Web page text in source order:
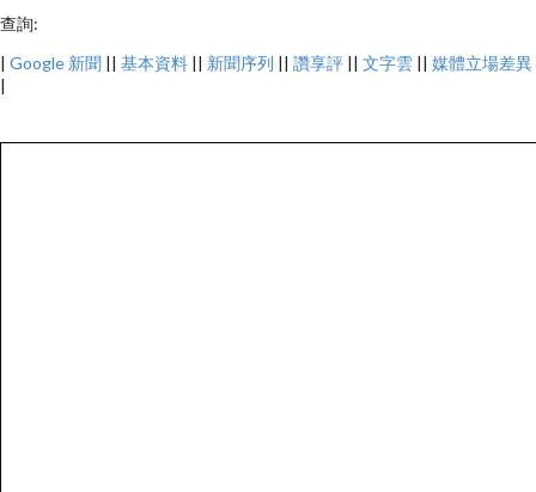
查詢:
| Google 新聞 || 基本資料 || 新聞序列 || 讚享評 || 文字雲 || 媒體立場差異
|